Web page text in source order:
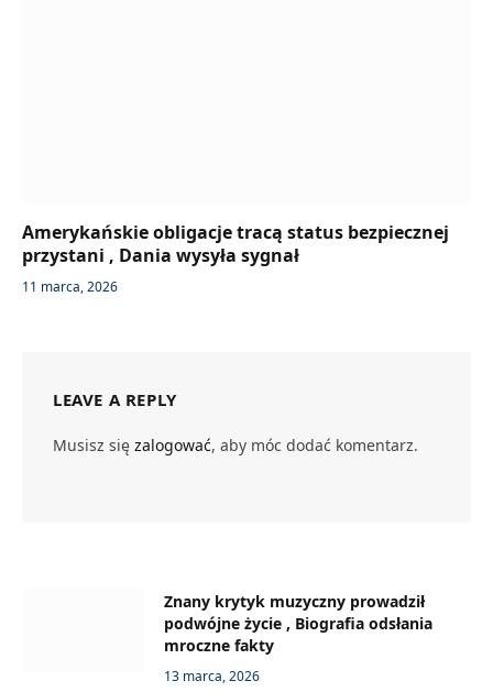
Amerykańskie obligacje tracą status bezpiecznej
przystani , Dania wysyła sygnał
11 marca, 2026
LEAVE A REPLY
Musisz się zalogować, aby móc dodać komentarz.
Znany krytyk muzyczny prowadził
podwójne życie , Biografia odsłania
mroczne fakty
13 marca, 2026